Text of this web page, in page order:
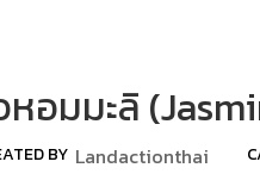
อมมะลิ
BY Landactionthai